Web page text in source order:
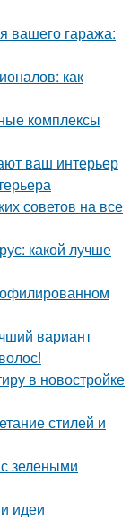
вашего гаража:
как
комплексы
ваш интерьер
советов на все
какой лучше
вариант
в новостройке
стилей и
зелеными
идеи